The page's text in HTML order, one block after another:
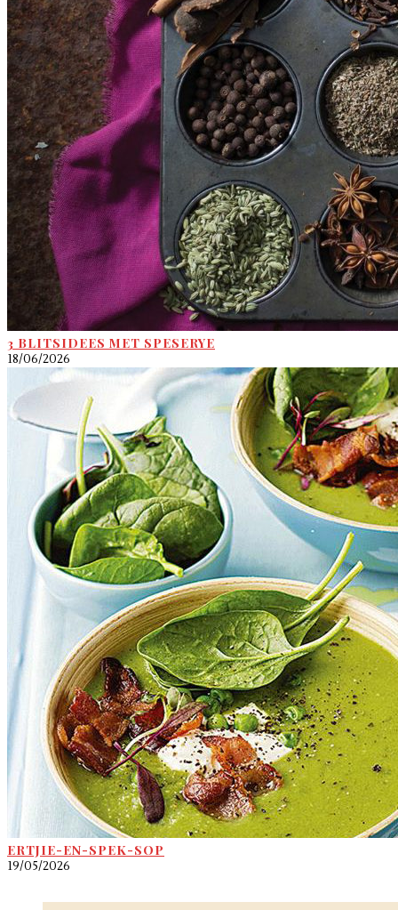
3 BLITSIDEES MET SPESERYE
18/06/2026
ERTJIE-EN-SPEK-SOP
19/05/2026